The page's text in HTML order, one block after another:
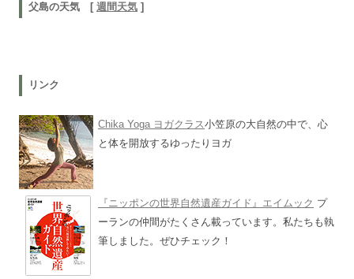
父島の天気 [ 週間天気 ]
リンク
Chika Yoga ヨガクラス小笠原の大自然の中で、心
と体を開放するゆったりヨガ
『ニッポンの世界自然遺産ガイド』エイムック プ
ーランの仲間がたくさん載っています。私たちも執
筆しました。ぜひチェック！